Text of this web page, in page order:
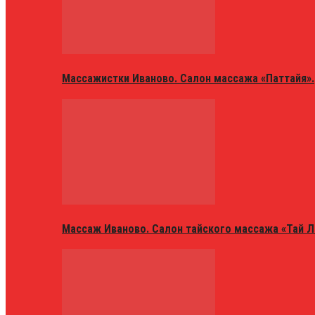
Массажистки Иваново. Салон массажа «Паттайя».
Массаж Иваново. Салон тайского массажа «Тай